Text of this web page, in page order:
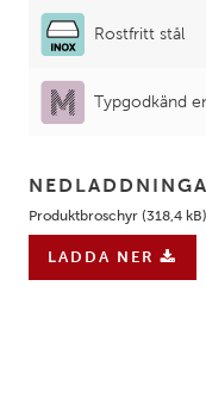
Rostfritt stål
Typgodkänd
Produktbroschyr (318,4 kB)
LADDA NER